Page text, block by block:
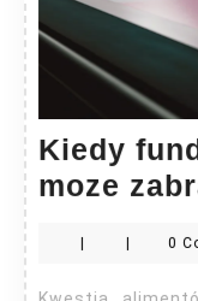
Kiedy
moze
0